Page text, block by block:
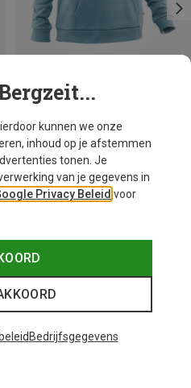
Je bespaart 26%
kunnen we onze
inhoud op je afstemmen
tonen. Je
van je gegevens in
Privacy Beleid voor
Bedrijfsgegevens